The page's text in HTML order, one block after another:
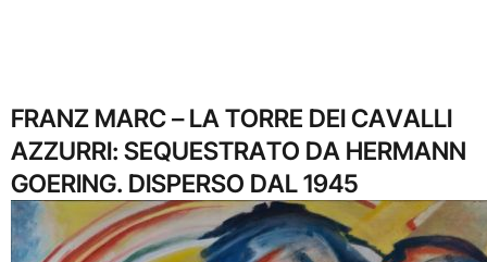
FRANZ MARC – LA TORRE DEI CAVALLI
AZZURRI: SEQUESTRATO DA HERMANN
GOERING. DISPERSO DAL 1945